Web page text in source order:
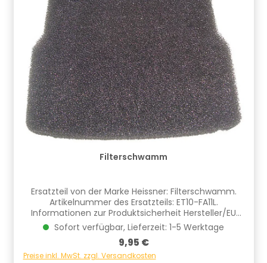
Filterschwamm
Ersatzteil von der Marke Heissner: Filterschwamm.
Artikelnummer des Ersatzteils: ET10-FA11L.
Informationen zur Produktsicherheit Hersteller/EU
Verantwortliche Person: CF Group Deutschland
GmbH, Bahnhofstraße 68, 73240 Wendlingen, DE,
info.de@cf.group, +4970244048100
Gefahrstoffhinweise (falls vorhanden):
Sofort verfügbar, Lieferzeit: 1-5 Werktage
Regulärer Preis:
9,95 €
Preise inkl. MwSt. zzgl. Versandkosten